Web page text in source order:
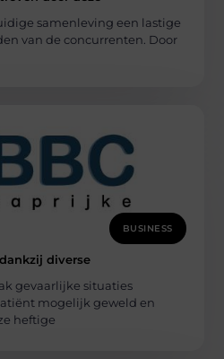
samenleving een lastige
van de concurrenten. Door
BUSINESS
diverse
gevaarlijke situaties
mogelijk geweld en
heftige